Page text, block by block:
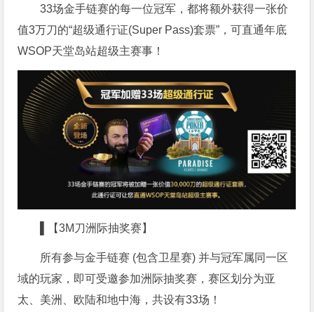
33场金手链赛的每一位冠军，都将额外获得一张价
值3万刀的“超级通行证(Super Pass)套票”，可直通年底
WSOP天堂岛站超级主赛事！
▌【3M刀洲际抽奖赛】
所有参与金手链赛 (包含卫星赛) 并与冠军属同一区
域的玩家，即可受邀参加洲际抽奖赛，赛区划分为亚
太、美洲、欧陆和地中海，共设有33场！